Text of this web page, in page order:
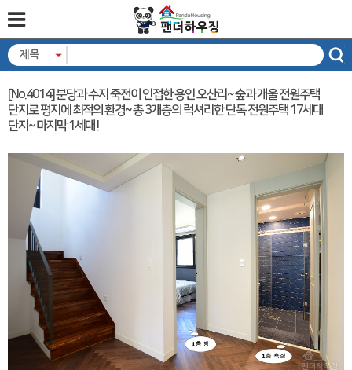
제목
[No.4014] 분당과 수지 죽전이 인접한 용인 오산리~ 숲과 개울 전원주택
단지로 평지에 최적의 환경~ 총 3개층의 럭셔리한 단독 전원주택 17세대
단지~ 마지막 1세대 !